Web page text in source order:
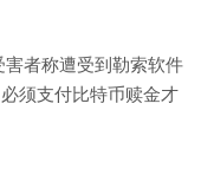
者称遭受到勒索软件
须支付比特币赎金才